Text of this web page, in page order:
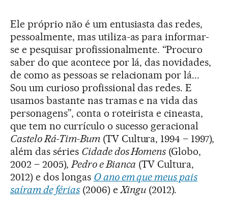
Ele próprio não é um entusiasta das redes,
pessoalmente, mas utiliza-as para informar-
se e pesquisar profissionalmente. “Procuro
saber do que acontece por lá, das novidades,
de como as pessoas se relacionam por lá...
Sou um curioso profissional das redes. E
usamos bastante nas tramas e na vida das
personagens”, conta o roteirista e cineasta,
que tem no currículo o sucesso geracional
Castelo Rá-Tim-Bum(TV Cultura, 1994 – 1997),
além das séries Cidade dos Homens (Globo,
2002 – 2005),Pedro e Bianca (TV Cultura,
2012) e dos longas O ano em que meus pais
saíram de férias(2006) eXingu (2012).